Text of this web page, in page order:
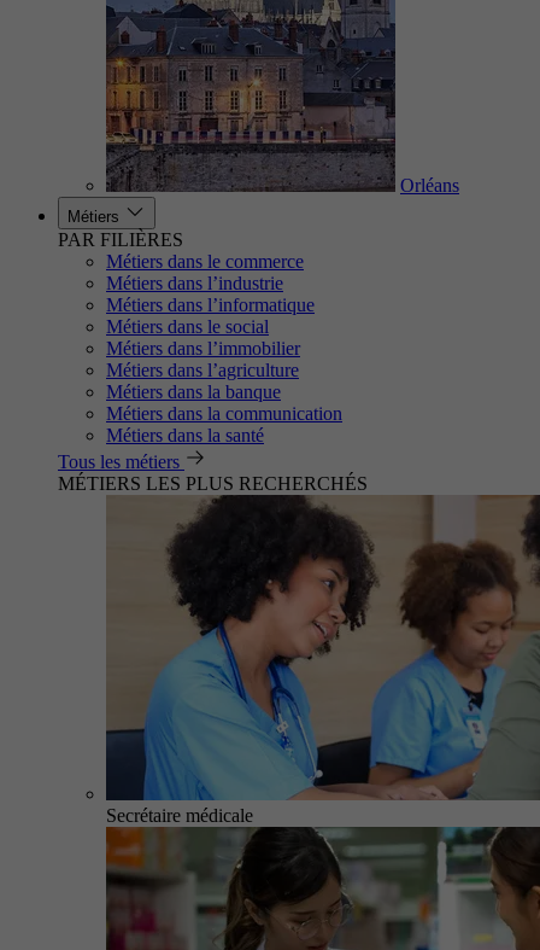
Orléans
Métiers
PAR FILIÈRES
Métiers dans le commerce
Métiers dans l’industrie
Métiers dans l’informatique
Métiers dans le social
Métiers dans l’immobilier
Métiers dans l’agriculture
Métiers dans la banque
Métiers dans la communication
Métiers dans la santé
Tous les métiers
MÉTIERS LES PLUS RECHERCHÉS
Secrétaire médicale